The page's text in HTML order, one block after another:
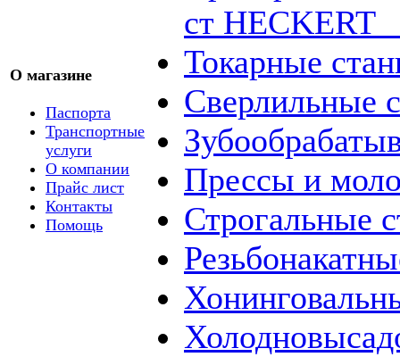
О магазине
Паспорта
Транспортные
услуги
О компании
Прайс лист
Контакты
Помощь
ст HECKERT
Токарные
Сверлильные
Прессы и
Строгальные